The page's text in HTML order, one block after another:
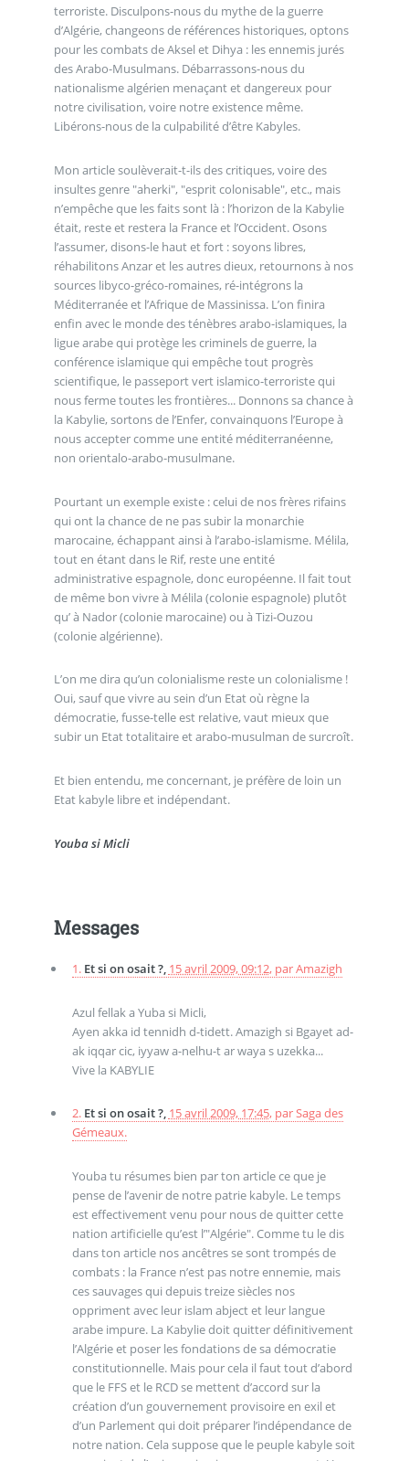
terroriste. Disculpons-nous du mythe de la guerre
d’Algérie, changeons de références historiques, optons
pour les combats de Aksel et Dihya : les ennemis jurés
des Arabo-Musulmans. Débarrassons-nous du
nationalisme algérien menaçant et dangereux pour
notre civilisation, voire notre existence même.
Libérons-nous de la culpabilité d’être Kabyles.
Mon article soulèverait-t-ils des critiques, voire des
insultes genre "aherki", "esprit colonisable", etc., mais
n’empêche que les faits sont là : l’horizon de la Kabylie
était, reste et restera la France et l’Occident. Osons
l’assumer, disons-le haut et fort : soyons libres,
réhabilitons Anzar et les autres dieux, retournons à nos
sources libyco-gréco-romaines, ré-intégrons la
Méditerranée et l’Afrique de Massinissa. L’on finira
enfin avec le monde des ténèbres arabo-islamiques, la
ligue arabe qui protège les criminels de guerre, la
conférence islamique qui empêche tout progrès
scientifique, le passeport vert islamico-terroriste qui
nous ferme toutes les frontières... Donnons sa chance à
la Kabylie, sortons de l’Enfer, convainquons l’Europe à
nous accepter comme une entité méditerranéenne,
non orientalo-arabo-musulmane.
Pourtant un exemple existe : celui de nos frères rifains
qui ont la chance de ne pas subir la monarchie
marocaine, échappant ainsi à l’arabo-islamisme. Mélila,
tout en étant dans le Rif, reste une entité
administrative espagnole, donc européenne. Il fait tout
de même bon vivre à Mélila (colonie espagnole) plutôt
qu’ à Nador (colonie marocaine) ou à Tizi-Ouzou
(colonie algérienne).
L’on me dira qu’un colonialisme reste un colonialisme !
Oui, sauf que vivre au sein d’un Etat où règne la
démocratie, fusse-telle est relative, vaut mieux que
subir un Etat totalitaire et arabo-musulman de surcroît.
Et bien entendu, me concernant, je préfère de loin un
Etat kabyle libre et indépendant.
Youba si Micli
Messages
1. Et si on osait ?, 15 avril 2009, 09:12, parAmazigh
Azul fellak a Yuba si Micli,
Ayen akka id tennidh d-tidett. Amazigh si Bgayet ad-
ak iqqar cic, iyyaw a-nelhu-t ar waya s uzekka...
Vive la KABYLIE
2. Et si on osait ?, 15 avril 2009, 17:45, parSaga des
Gémeaux.
Youba tu résumes bien par ton article ce que je
pense de l’avenir de notre patrie kabyle. Le temps
est effectivement venu pour nous de quitter cette
nation artificielle qu’est l’"Algérie". Comme tu le dis
dans ton article nos ancêtres se sont trompés de
combats : la France n’est pas notre ennemie, mais
ces sauvages qui depuis treize siècles nos
oppriment avec leur islam abject et leur langue
arabe impure. La Kabylie doit quitter définitivement
l’Algérie et poser les fondations de sa démocratie
constitutionnelle. Mais pour cela il faut tout d’abord
que le FFS et le RCD se mettent d’accord sur la
création d’un gouvernement provisoire en exil et
d’un Parlement qui doit préparer l’indépendance de
notre nation. Cela suppose que le peuple kabyle soit